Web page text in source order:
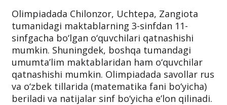
Olimpiadada Chilonzor, Uchtepa, Zangiota
tumanidagi maktablarning 3-sinfdan 11-
sinfgacha bo‘lgan o‘quvchilari qatnashishi
mumkin. Shuningdek, boshqa tumandagi
umumta’lim maktablaridan ham o‘quvchilar
qatnashishi mumkin. Olimpiadada savollar rus
va o‘zbek tillarida (matematika fani bo‘yicha)
beriladi va natijalar sinf bo‘yicha e’lon qilinadi.